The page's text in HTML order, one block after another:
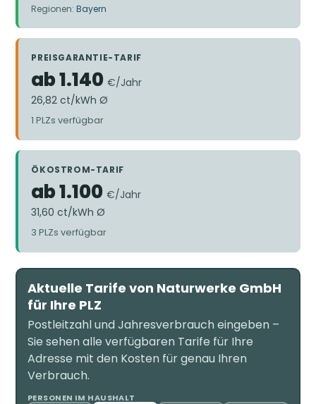
Regionen:Bayern
PREISGARANTIE-TARIF
ab 1.140€/Jahr
26,82 ct/kWh Ø
1 PLZs verfügbar
ÖKOSTROM-TARIF
ab 1.100€/Jahr
31,60 ct/kWh Ø
3 PLZs verfügbar
Aktuelle Tarife von Naturwerke GmbH
für Ihre PLZ
Postleitzahl und Jahresverbrauch eingeben –
Sie sehen alle verfügbaren Tarife für Ihre
Adresse mit den Kosten für genau Ihren
Verbrauch.
PERSONEN IM HAUSHALT